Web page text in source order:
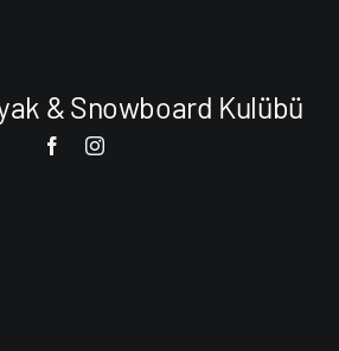
& Snowboard Kulübü